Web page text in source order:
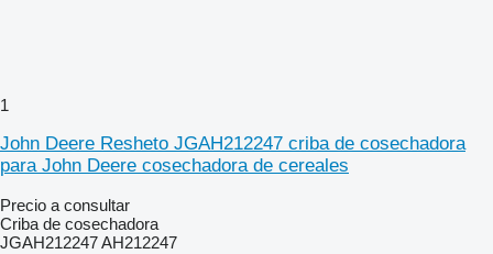
1
John Deere Resheto JGAH212247 criba de cosechadora
para John Deere cosechadora de cereales
Precio a consultar
Criba de cosechadora
JGAH212247 AH212247